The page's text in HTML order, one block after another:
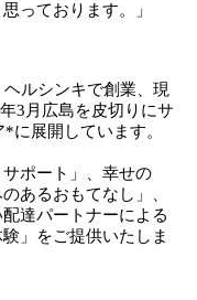
っております。」
ヘルシンキで創業、現
3月広島を皮切りにサ
に展開しています。
ポート」、幸せの
あるおもてなし」、
達パートナーによる
」をご提供いたしま